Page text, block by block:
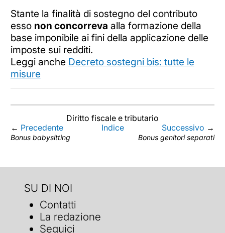
Stante la finalità di sostegno del contributo
esso non concorreva alla formazione della
base imponibile ai fini della applicazione delle
imposte sui redditi.
Leggi anche Decreto sostegni bis: tutte le
misure
Diritto fiscale e tributario
← Precedente
Bonus babysitting
Indice Successivo →
Bonus genitori separati
SU DI NOI
Contatti
La redazione
Seguici